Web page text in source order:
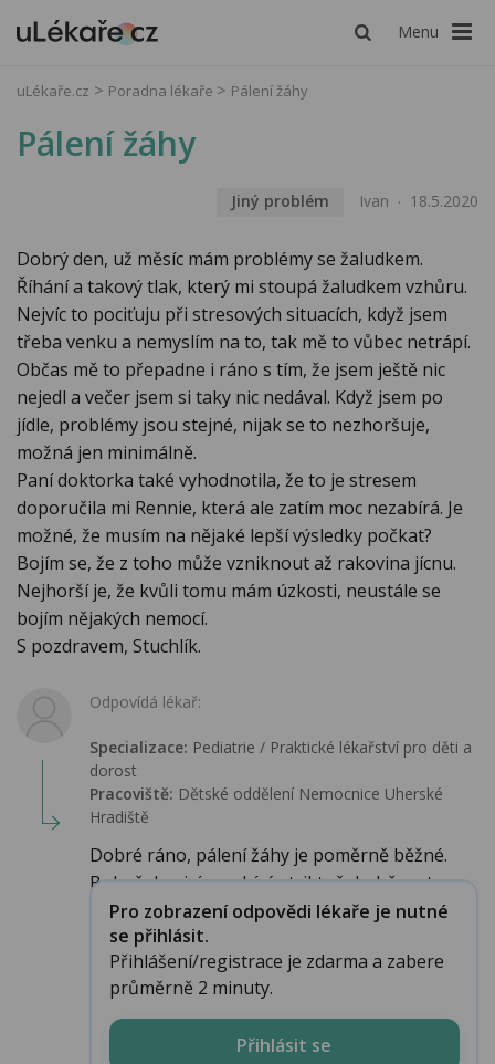
Menu
uLékaře.cz Poradna lékaře Pálení žáhy
Pálení žáhy
Jiný problém Ivan 18.5.2020
Dobrý den, už měsíc mám problémy se žaludkem.
Říhání a takový tlak, který mi stoupá žaludkem vzhůru.
Nejvíc to pociťuju při stresových situacích, když jsem
třeba venku a nemyslím na to, tak mě to vůbec netrápí.
Občas mě to přepadne i ráno s tím, že jsem ještě nic
nejedl a večer jsem si taky nic nedával. Když jsem po
jídle, problémy jsou stejné, nijak se to nezhoršuje,
možná jen minimálně.
Paní doktorka také vyhodnotila, že to je stresem
doporučila mi Rennie, která ale zatím moc nezabírá. Je
možné, že musím na nějaké lepší výsledky počkat?
Bojím se, že z toho může vzniknout až rakovina jícnu.
Nejhorší je, že kvůli tomu mám úzkosti, neustále se
bojím nějakých nemocí.
S pozdravem, Stuchlík.
Odpovídá lékař:
Specializace: Pediatrie / Praktické lékařství pro děti a
dorost
Pracoviště: Dětské oddělení Nemocnice Uherské
Hradiště
Dobré ráno, pálení žáhy je poměrně běžné.
Bohužel nejvíce zabírá striktně dodržovat...
Pro zobrazení odpovědi lékaře je nutné
se přihlásit.
Přihlášení/registrace je zdarma a zabere
průměrně 2 minuty.
Přihlásit se